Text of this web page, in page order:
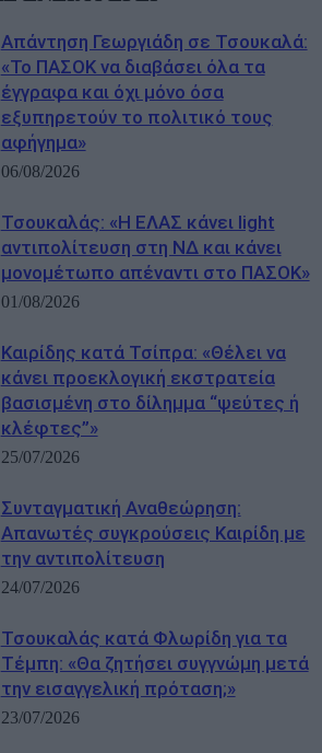
Απάντηση Γεωργιάδη σε Τσουκαλά:
«Το ΠΑΣΟΚ να διαβάσει όλα τα
έγγραφα και όχι μόνο όσα
εξυπηρετούν το πολιτικό τους
αφήγημα»
06/08/2026
Τσουκαλάς: «Η ΕΛΑΣ κάνει light
αντιπολίτευση στη ΝΔ και κάνει
μονομέτωπο απέναντι στο ΠΑΣΟΚ»
01/08/2026
Καιρίδης κατά Τσίπρα: «Θέλει να
κάνει προεκλογική εκστρατεία
βασισμένη στο δίλημμα “ψεύτες ή
κλέφτες”»
25/07/2026
Συνταγματική Αναθεώρηση:
Απανωτές συγκρούσεις Καιρίδη με
την αντιπολίτευση
24/07/2026
Τσουκαλάς κατά Φλωρίδη για τα
Τέμπη: «Θα ζητήσει συγγνώμη μετά
την εισαγγελική πρόταση;»
23/07/2026